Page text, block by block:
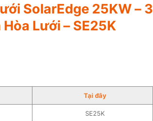
SolarEdge 25KW – 3
Hòa Lưới – SE25K
Tại đây
SE25K